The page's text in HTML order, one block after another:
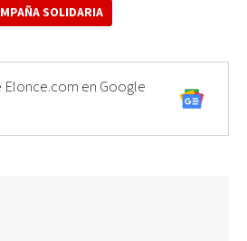
SOLIDARIA
Elonce.com en Google